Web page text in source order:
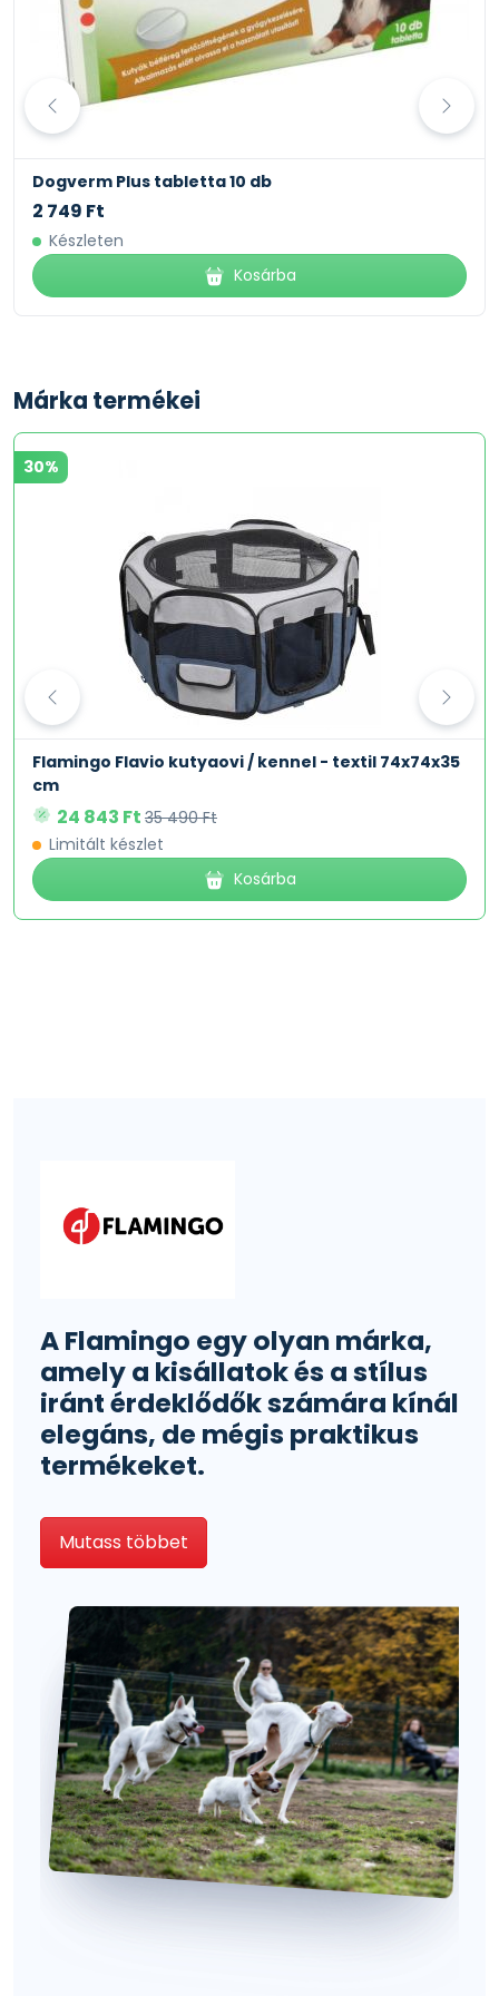
Dogverm Plus tabletta 10 db
2 749 Ft
Készleten
Kosárba
Márka termékei
30%
Flamingo Flavio kutyaovi / kennel - textil 74x74x35
cm
24 843 Ft 35 490 Ft
Limitált készlet
Kosárba
A Flamingo egy olyan márka,
amely a kisállatok és a stílus
iránt érdeklődők számára kínál
elegáns, de mégis praktikus
termékeket.
Mutass többet